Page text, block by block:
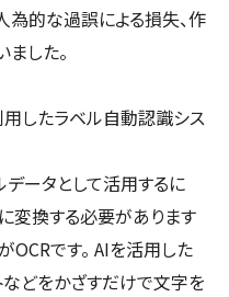
為的な過誤による損失、作
した。
用したラベル自動認識シス
ータとして活用するに
変換する必要があります
OCRです。 AIを活用した
などをかざすだけで文字を